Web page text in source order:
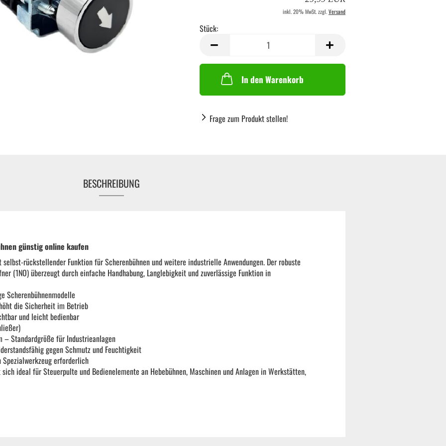
Drehmomentwerkzeug
Ratschen und Einsätze
Schraubenschlüssel | Stecknüsse
Zange
inkl. 20% MwSt. zzgl.Versand
Stück:
Stück
In den Warenkorb
Frage zum Produkt stellen!
BESCHREIBUNG
günstig online kaufen
rückstellender Funktion für Scherenbühnen und weitere industrielle Anwendungen. Der robuste
(1NO) überzeugt durch einfache Handhabung, Langlebigkeit und zuverlässige Funktion in
Scherenbühnenmodelle
die Sicherheit im Betrieb
und leicht bedienbar
– Standardgröße für Industrieanlagen
gegen Schmutz und Feuchtigkeit
erforderlich
ideal für Steuerpulte und Bedienelemente an Hebebühnen, Maschinen und Anlagen in Werkstätten,